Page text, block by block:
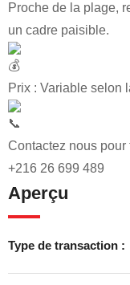
Proche de la plage,
un cadre paisible.
Prix : Variable selon
Contactez nous pour
+216 26 699 489
Aperçu
Type de transaction :